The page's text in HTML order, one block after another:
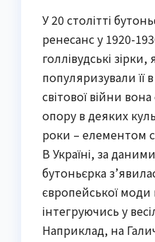
У 20 столітті
ренесанс у 1920-
голлівудські
популяризували її
світової війни
опору в деяких
роки – елементом
В Україні, за
бутоньєрка
європейської моди
інтегруючись у
Наприклад, на